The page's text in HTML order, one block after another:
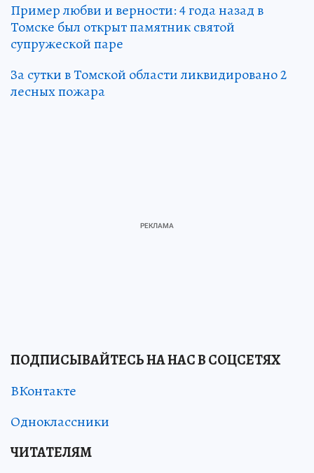
Пример любви и верности: 4 года назад в
Томске был открыт памятник святой
супружеской паре
За сутки в Томской области ликвидировано 2
лесных пожара
ПОДПИСЫВАЙТЕСЬ НА НАС В СОЦСЕТЯХ
ВКонтакте
Одноклассники
ЧИТАТЕЛЯМ